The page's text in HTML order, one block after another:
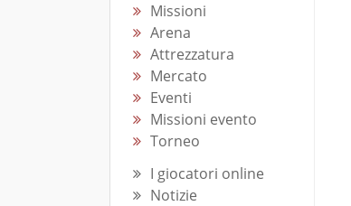
Missioni
Arena
Attrezzatura
Mercato
Eventi
Missioni evento
Torneo
I giocatori online
Notizie